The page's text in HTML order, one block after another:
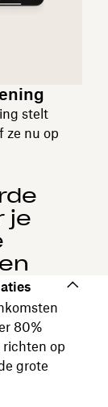
stelt
ze nu op
je
80%
richten op
grote